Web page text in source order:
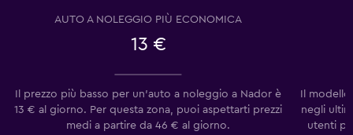
AUTO A NOLEGGIO PIÙ ECONOMICA
13 €
Il prezzo più basso per un'auto a noleggio a Nador è
13 € al giorno. Per questa zona, puoi aspettarti prezzi
medi a partire da 46 € al giorno.
Il
negli
utenti